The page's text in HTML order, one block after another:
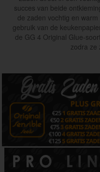
succes van beide
de zaden vochtig en
gebruik van de
de GG 4 Original Glue-
zodra ze